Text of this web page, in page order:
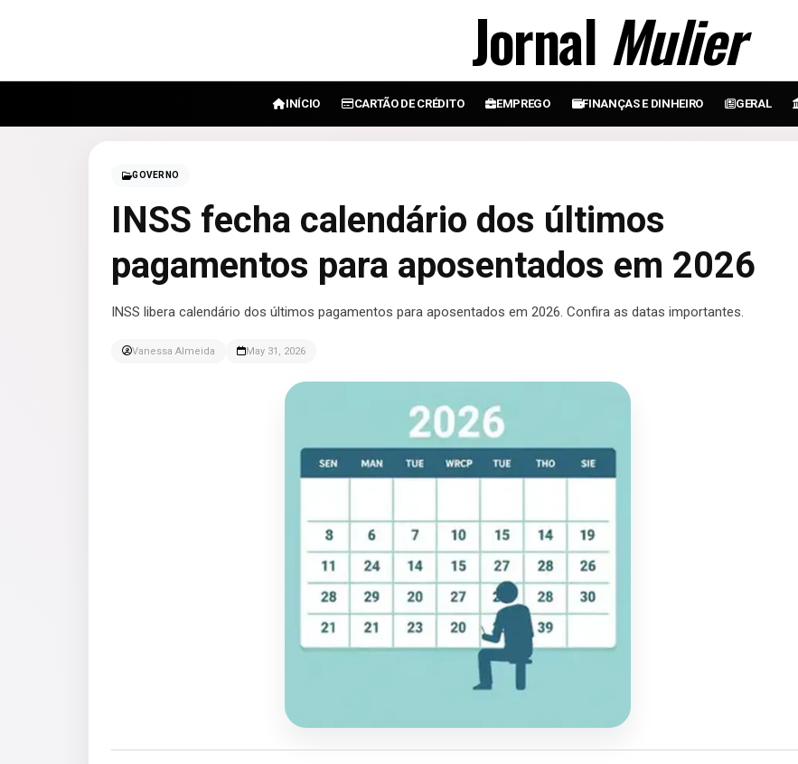
Jornal Mulier
INÍCIO CARTÃO DE CRÉDITO EMPREGO FINANÇAS E DINHEIRO GERAL
GOVERNO
INSS fecha calendário dos últimos
pagamentos para aposentados em 2026
INSS libera calendário dos últimos pagamentos para aposentados em 2026. Confira as datas importantes.
Vanessa Almeida May 31, 2026